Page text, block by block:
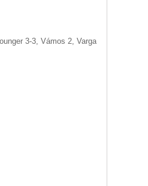
3-3, Vámos 2, Varga